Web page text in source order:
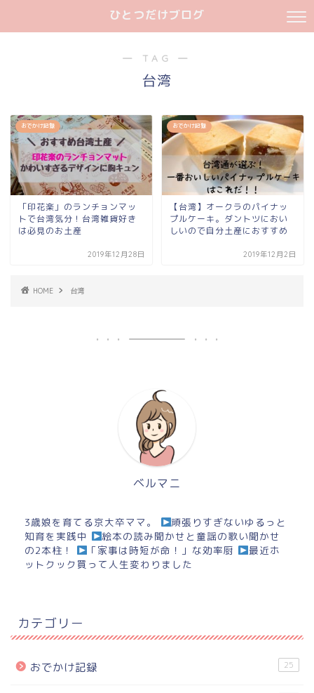
ひとつだけブログ
― TAG ―
台湾
おでかけ記録
「印花楽」のランチョンマッ
トで台湾気分！台湾雑貨好き
は必見のお土産
2019年12月28日
おでかけ記録
【台湾】オークラのパイナッ
プルケーキ。ダントツにおい
しいので自分土産におすすめ
2019年12月2日
HOME 台湾
ベルマニ
3歳娘を育てる京大卒ママ。
頑張りすぎないゆるっと
知育を実践中
絵本の読み聞かせと童謡の歌い聞かせ
の2本柱！
「家事は時短が命！」な効率厨
最近ホ
ットクック買って人生変わりました
カテゴリー
おでかけ記録 25